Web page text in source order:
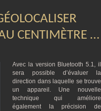
CENTIMÈTRE …
Avec la version Bluetooth 5.1, il
sera possible d’évaluer la
direction dans laquelle se trouve
un appareil. Une nouvelle
technique qui améliore
également la précision de